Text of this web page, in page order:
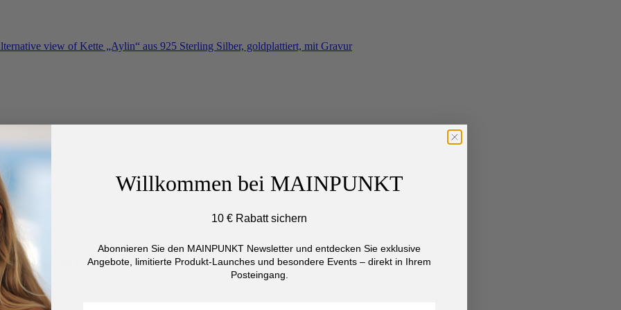
Willkommen bei MAINPUNKT
10 € Rabatt sichern
Abonnieren Sie den MAINPUNKT Newsletter und entdecken Sie exklusive
Angebote, limitierte Produkt-Launches und besondere Events – direkt in Ihrem
Posteingang.